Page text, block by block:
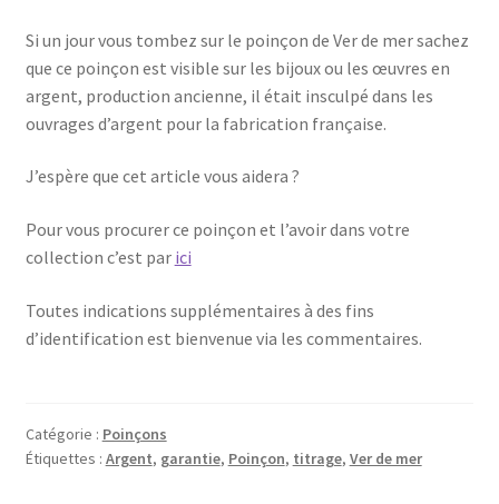
Si un jour vous tombez sur le poinçon de Ver de mer sachez
que ce poinçon est visible sur les bijoux ou les œuvres en
argent, production ancienne, il était insculpé dans les
ouvrages d’argent pour la fabrication française.
J’espère que cet article vous aidera ?
Pour vous procurer ce poinçon et l’avoir dans votre
collection c’est par ici
Toutes indications supplémentaires à des fins
d’identification est bienvenue via les commentaires.
Catégorie : Poinçons
Étiquettes : Argent, garantie, Poinçon, titrage, Ver de mer